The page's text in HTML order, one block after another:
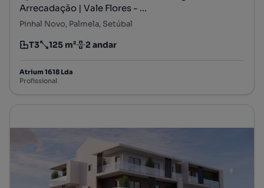
Arrecadação | Vale Flores - ...
Pinhal Novo, Palmela, Setúbal
Tipologia
T3
Preço por metro quadrado
125 m²
Andar 2 andar
Atrium 1618 Lda
Profissional